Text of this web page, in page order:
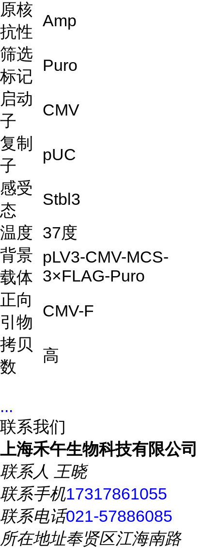
原核
抗性
Amp
筛选
标记
Puro
启动
子
CMV
复制
子
pUC
感受
态
Stbl3
温度 37度
背景
载体
pLV3-CMV-MCS-
3×FLAG-Puro
正向
引物
CMV-F
拷贝
数
高
...
联系我们
上海禾午生物科技有限公司
联系人 王晓
联系手机17317861055
联系电话021-57886085
所在地址奉贤区江海南路